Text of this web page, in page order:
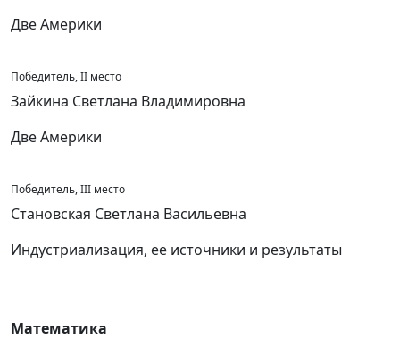
Две Америки
Победитель, II место
Зайкина Светлана Владимировна
Две Америки
Победитель, III место
Становская Светлана Васильевна
Индустриализация, ее источники и результаты
Математика